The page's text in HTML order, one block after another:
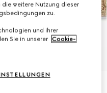
die weitere Nutzung dieser
zu.
und ihrer
Sie in unserer Cookie-